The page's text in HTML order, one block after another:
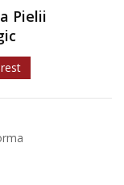
Pielii